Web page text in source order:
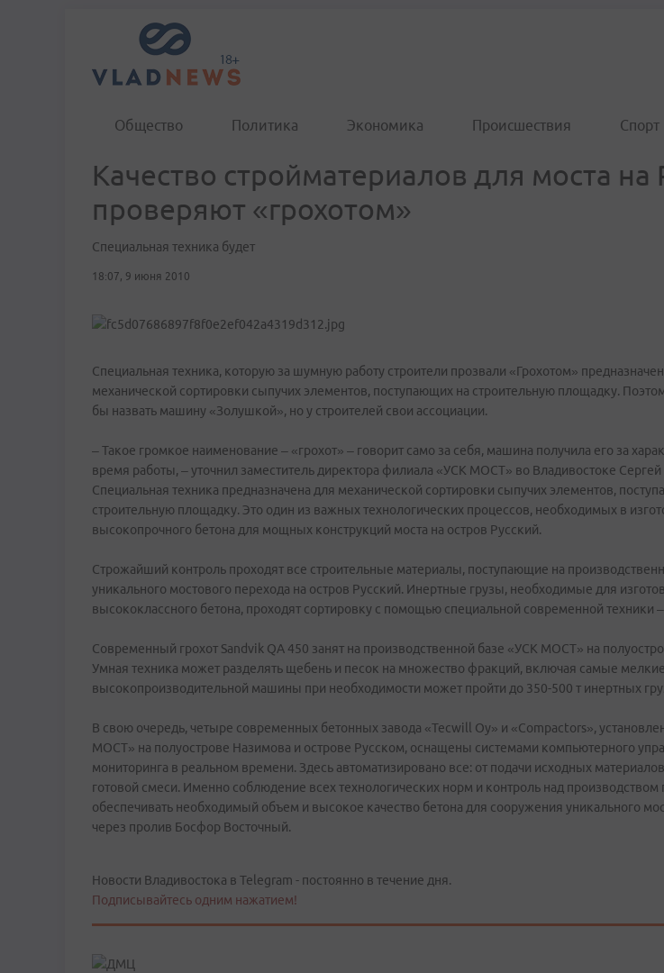
Общество Политика Экономика Происшествия Спорт
Качество стройматериалов для моста на
проверяют «грохотом»
Специальная техника будет
18:07, 9 июня 2010
Специальная техника, которую за шумную работу строители прозвали «Грохотом»
механической сортировки сыпучих элементов, поступающих на строительную площадку.
бы назвать машину «Золушкой», но у строителей свои ассоциации.
– Такое громкое наименование – «грохот» – говорит само за себя, машина получила его за
время работы, – уточнил заместитель директора филиала «УСК МОСТ» во Владивостоке
Специальная техника предназначена для механической сортировки сыпучих элементов,
строительную площадку. Это один из важных технологических процессов, необходимых в
высокопрочного бетона для мощных конструкций моста на остров Русский.
Строжайший контроль проходят все строительные материалы, поступающие на
уникального мостового перехода на остров Русский. Инертные грузы, необходимые для
высококлассного бетона, проходят сортировку с помощью специальной современной техники –
Современный грохот Sandvik QA 450 занят на производственной базе «УСК МОСТ» на
Умная техника может разделять щебень и песок на множество фракций, включая самые
высокопроизводительной машины при необходимости может пройти до 350-500 т инертных
В свою очередь, четыре современных бетонных завода «Tecwill Oy» и «Compactors»,
МОСТ» на полуострове Назимова и острове Русском, оснащены системами компьютерного
мониторинга в реальном времени. Здесь автоматизировано все: от подачи исходных
готовой смеси. Именно соблюдение всех технологических норм и контроль над производством
обеспечивать необходимый объем и высокое качество бетона для сооружения уникального
через пролив Босфор Восточный.
Новости Владивостока в Telegram - постоянно в течение дня.
Подписывайтесь одним нажатием!